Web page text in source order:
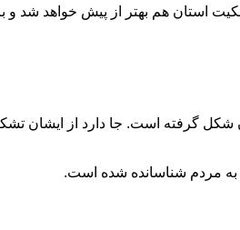
هم بهتر از پیش خواهد شد و با
گرفته است. جا دارد از ایشان
به مردم شناسانده شده است.